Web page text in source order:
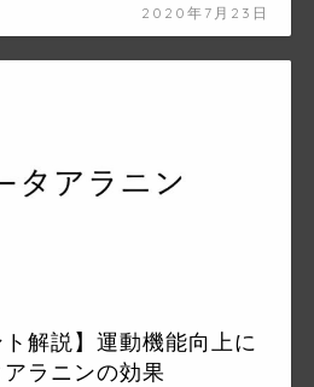
2020年7月23日
ト解説】運動機能向上に
ラニンの効果